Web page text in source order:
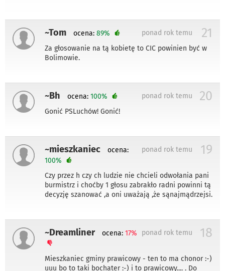
~Tom 21
ponad rok temu
ocena: 89%
Za głosowanie na tą kobietę to CIC powinien być w
Bolimowie.
~Bh 20
ponad rok temu
ocena: 100%
Gonić PSLuchów! Gonić!
~mieszkaniec 19
ponad rok temu
ocena:
100%
Czy przez h czy ch ludzie nie chcieli odwołania pani
burmistrz i choćby 1 głosu zabrakło radni powinni tą
decyzję szanować ,a oni uważają ,że sąnajmądrzejsi.
~Dreamliner 18
ponad rok temu
ocena: 17%
Mieszkaniec gminy prawicowy - ten to ma chonor :-)
uuu bo to taki bochater :-) i to prawicowy.... . Do